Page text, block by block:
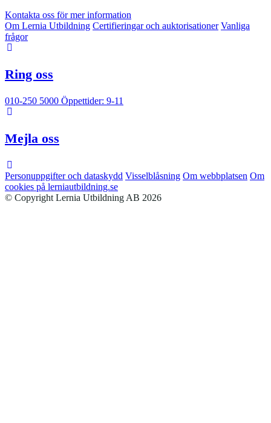
Kontakta oss för mer information
Om Lernia Utbildning Certifieringar och auktorisationer Vanliga
frågor
Ring oss
010-250 5000 Öppettider: 9-11
Mejla oss
Personuppgifter och dataskydd Visselblåsning Om webbplatsen Om
cookies på lerniautbildning.se
© Copyright Lernia Utbildning AB 2026